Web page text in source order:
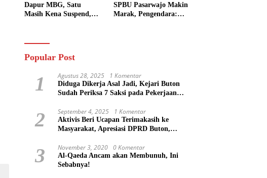
Dapur MBG, Satu
Masih Kena Suspend,
SPBU Pasarwajo Makin
Marak, Pengendara:
Popular Post
1 Agustus 28, 2025 1 Komentar
Diduga Dikerja Asal Jadi, Kejari Buton
Sudah Periksa 7 Saksi pada Pekerjaan
Capai Rp 100 Juta Lebih
2 September 4, 2025 1 Komentar
Aktivis Beri Ucapan Terimakasih ke
Masyarakat, Apresiasi DPRD Buton,
3 November 3, 2020 0 Komentar
Al-Qaeda Ancam akan Membunuh, Ini
Sebabnya!